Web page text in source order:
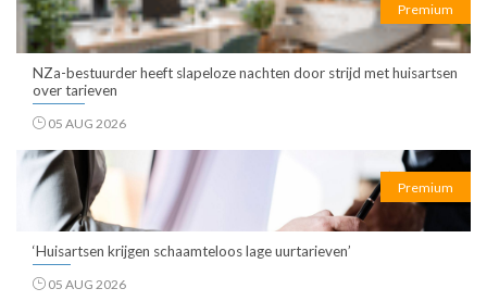
Premium
NZa-bestuurder heeft slapeloze nachten door strijd met huisartsen
over tarieven
05 AUG 2026
Premium
‘Huisartsen krijgen schaamteloos lage uurtarieven’
05 AUG 2026